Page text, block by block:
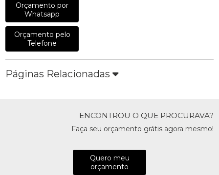
Orçamento por
Whatsapp
Orçamento pelo
Telefone
Páginas Relacionadas
ENCONTROU O QUE PROCURAVA?
Faça seu orçamento grátis agora mesmo!
Quero meu
orçamento